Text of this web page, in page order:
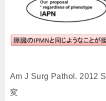
Am J Surg Pathol. 2012
変